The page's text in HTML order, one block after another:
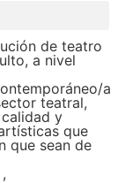
de teatro
a nivel
a
teatral,
y
que
que sean de